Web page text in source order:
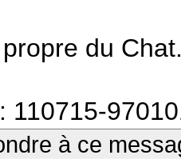
du
110715-
à ce